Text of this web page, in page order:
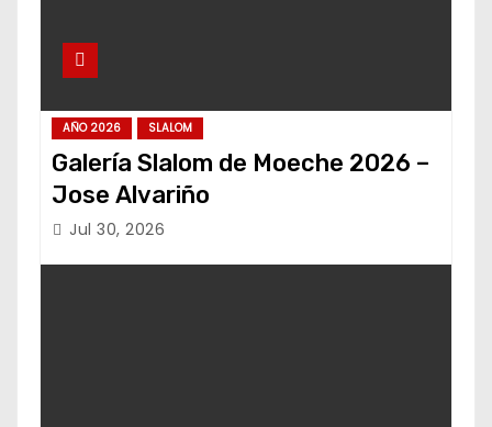
AÑO 2026 SLALOM
Galería Slalom de Moeche 2026 –
Jose Alvariño
Jul 30, 2026